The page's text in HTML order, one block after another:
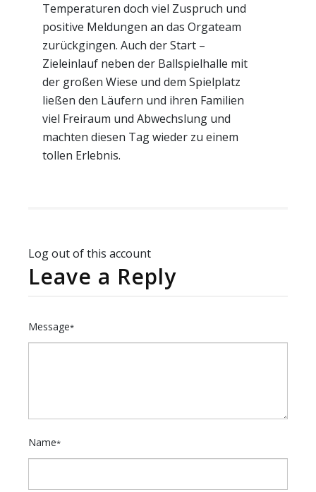
Temperaturen doch viel Zuspruch und
positive Meldungen an das Orgateam
zurückgingen. Auch der Start –
Zieleinlauf neben der Ballspielhalle mit
der großen Wiese und dem Spielplatz
ließen den Läufern und ihren Familien
viel Freiraum und Abwechslung und
machten diesen Tag wieder zu einem
tollen Erlebnis.
Log out of this account
Leave a Reply
Message*
Name*